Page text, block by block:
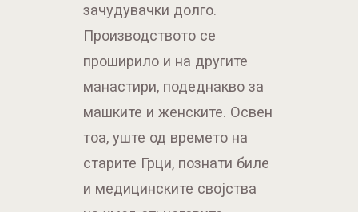
зачудувачки долго.
Производството се
проширило и на другите
манастири, подеднакво за
машките и женските. Освен
тоа, уште од времето на
старите Грци, познати биле
и медицинските својства